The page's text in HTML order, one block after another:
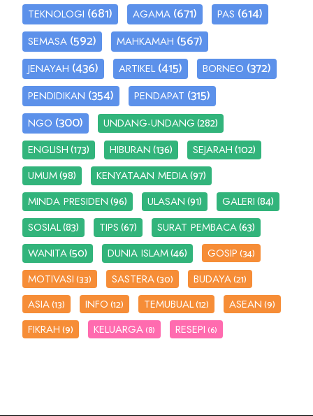
TEKNOLOGI (681) AGAMA (671) PAS (614)
SEMASA (592) MAHKAMAH (567)
JENAYAH (436) ARTIKEL (415) BORNEO (372)
PENDIDIKAN (354) PENDAPAT (315)
NGO (300) UNDANG-UNDANG(282)
ENGLISH(173) HIBURAN(136) SEJARAH(102)
UMUM(98) KENYATAAN MEDIA(97)
MINDA PRESIDEN(96) ULASAN(91) GALERI(84)
SOSIAL(83) TIPS(67) SURAT PEMBACA(63)
WANITA(50) DUNIA ISLAM(46) GOSIP(34)
MOTIVASI(33) SASTERA(30) BUDAYA(21)
ASIA(13) INFO(12) TEMUBUAL(12) ASEAN(9)
FIKRAH(9) KELUARGA (8) RESEPI (6)